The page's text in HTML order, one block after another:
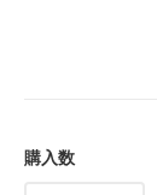
購入数